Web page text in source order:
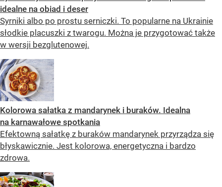
idealne na obiad i deser
Syrniki albo po prostu serniczki. To popularne na Ukrainie
słodkie placuszki z twarogu. Można je przygotować także
w wersji bezglutenowej.
Kolorowa sałatka z mandarynek i buraków. Idealna
na karnawałowe spotkania
Efektowną sałatkę z buraków mandarynek przyrządza się
błyskawicznie. Jest kolorowa, energetyczna i bardzo
zdrowa.